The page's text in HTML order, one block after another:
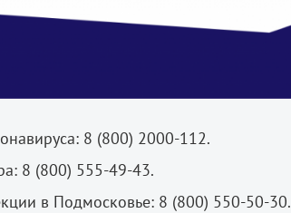
8 (800) 2000-112.
8 (800) 555-49-43.
в Подмосковье: 8 (800) 550-50-30.